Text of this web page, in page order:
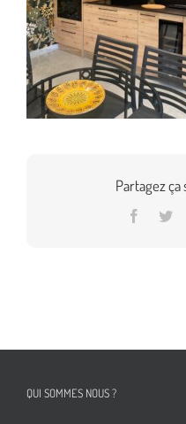
Partagez ça
QUI SOMMES NOUS ?